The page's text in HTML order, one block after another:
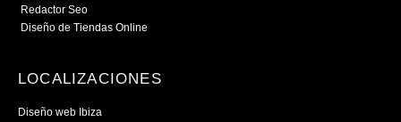
Redactor Seo
Diseño de Tiendas Online
LOCALIZACIONES
Diseño web Ibiza